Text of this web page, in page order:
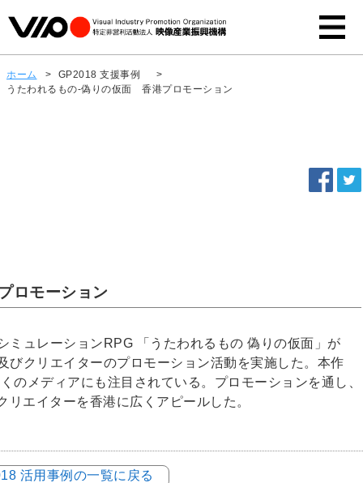
ホーム > GP2018 支援事例
>
うたわれるもの-偽りの仮面 香港プロモーション
ロモーション
ミュレーションRPG 「うたわれるもの 偽りの仮面」が
クリエイターのプロモーション活動を実施した。本作
のメディアにも注目されている。プロモーションを通し、
エイターを香港に広くアピールした。
活用事例の一覧に戻る